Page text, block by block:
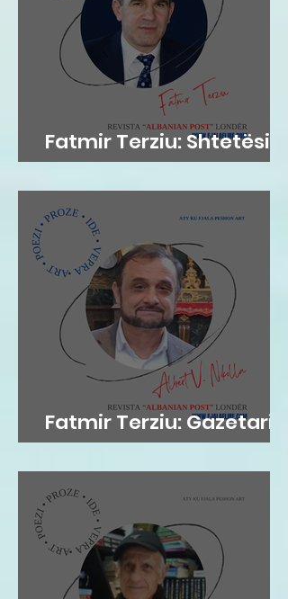
Fatmir Terziu: Shtetësia
britanike sipas lindjes
Fatmir Terziu: Gazetari si
kujtesë, poezia si atdhe